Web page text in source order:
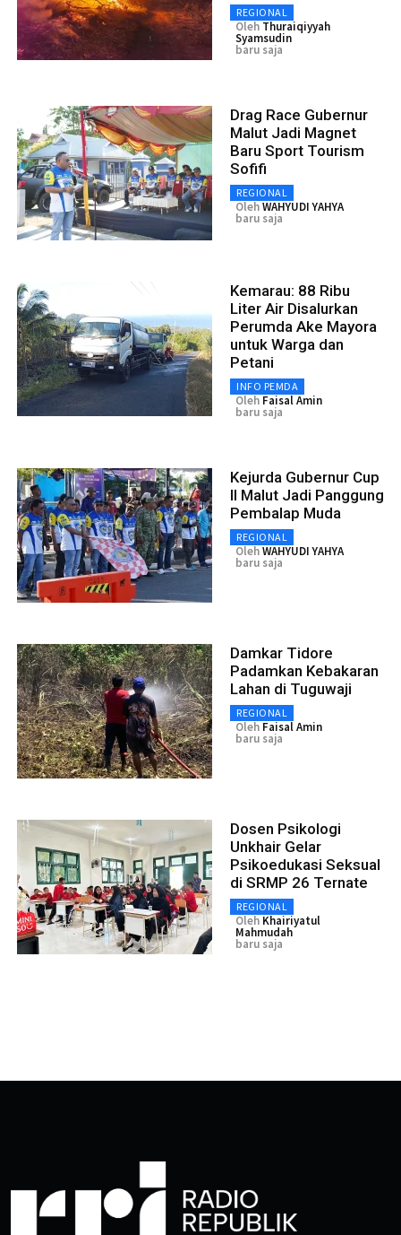
REGIONAL
Oleh Thuraiqiyyah
Syamsudin
baru saja
Drag Race Gubernur
Malut Jadi Magnet
Baru Sport Tourism
Sofifi
REGIONAL
OlehWAHYUDI YAHYA
baru saja
Kemarau: 88 Ribu
Liter Air Disalurkan
Perumda Ake Mayora
untuk Warga dan
Petani
INFO PEMDA
Oleh Faisal Amin
baru saja
Kejurda Gubernur Cup
II Malut Jadi Panggung
Pembalap Muda
REGIONAL
OlehWAHYUDI YAHYA
baru saja
Damkar Tidore
Padamkan Kebakaran
Lahan di Tuguwaji
REGIONAL
Oleh Faisal Amin
baru saja
Dosen Psikologi
Unkhair Gelar
Psikoedukasi Seksual
di SRMP 26 Ternate
REGIONAL
Oleh Khairiyatul
Mahmudah
baru saja